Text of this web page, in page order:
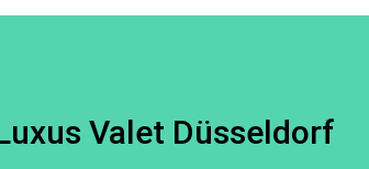
Valet Düsseldorf